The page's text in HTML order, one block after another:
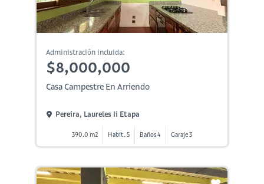
Administración incluida:
$8,000,000
Casa Campestre En Arriendo
Pereira, Laureles Ii Etapa
390.0 m2 Habit. 5 Baños 4 Garaje 3